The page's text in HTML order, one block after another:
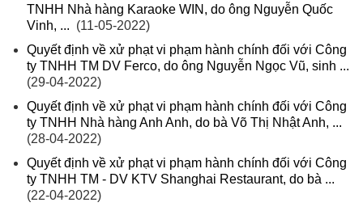
TNHH Nhà hàng Karaoke WIN, do ông Nguyễn Quốc
Vinh, ... (11-05-2022)
Quyết định về xử phạt vi phạm hành chính đối với Công
ty TNHH TM DV Ferco, do ông Nguyễn Ngọc Vũ, sinh ...
(29-04-2022)
Quyết định về xử phạt vi phạm hành chính đối với Công
ty TNHH Nhà hàng Anh Anh, do bà Võ Thị Nhật Anh, ...
(28-04-2022)
Quyết định về xử phạt vi phạm hành chính đối với Công
ty TNHH TM - DV KTV Shanghai Restaurant, do bà ...
(22-04-2022)